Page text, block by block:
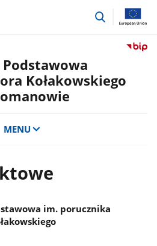
przejdź
Przejdź
Podstawowa
Kołakowskiego
MENU
im. porucznika